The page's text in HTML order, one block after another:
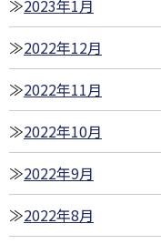
2023年1月
2022年12月
2022年11月
2022年10月
2022年9月
2022年8月